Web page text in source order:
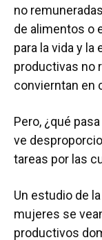
no
de alimentos o
para la vida y
productivas no
convierntan en
Pero, ¿qué
ve
tareas por las
Un estudio de
mujeres se
productivos